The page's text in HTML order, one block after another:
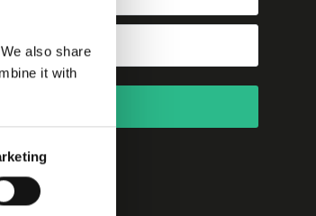
also share
it with